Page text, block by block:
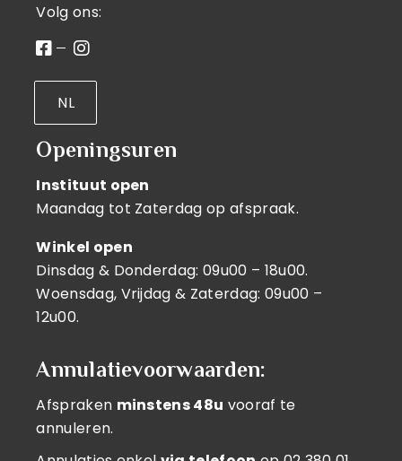
Volg ons:
NL
Openingsuren
Instituut open
Maandag tot Zaterdag op afspraak.
Winkel open
Dinsdag & Donderdag: 09u00 – 18u00.
Woensdag, Vrijdag & Zaterdag: 09u00 –
12u00.
Annulatievoorwaarden:
Afspraken minstens 48u vooraf te
annuleren.